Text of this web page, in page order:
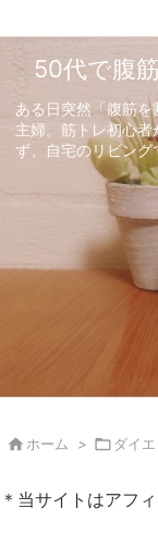
50代で腹
ある日突然「腹筋
主婦。筋トレ初心
ず、自宅のリビン
 ホーム >  ダイエ
＊当サイトはアフ